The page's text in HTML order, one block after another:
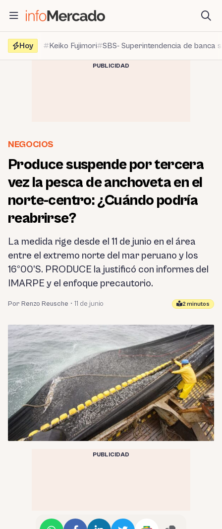
contenido
Hoy
Keiko Fujimori SBS- Superintendencia de banca
PUBLICIDAD
NEGOCIOS
Produce suspende por tercera
vez la pesca de anchoveta en el
norte-centro: ¿Cuándo podría
reabrirse?
La medida rige desde el 11 de junio en el área
entre el extremo norte del mar peruano y los
16º00’S. PRODUCE la justificó con informes del
IMARPE y el enfoque precautorio.
Por Renzo Reusche • 11 de junio 2 minutos
PUBLICIDAD